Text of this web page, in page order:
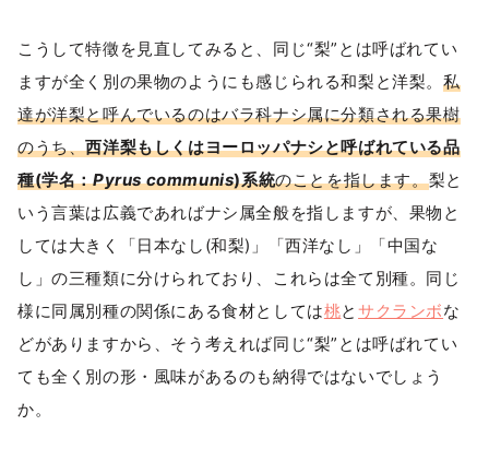
こうして特徵を見直してみると、同じ“梨”とは呼ばれてい
ますが全く別の果物のようにも感じられる和梨と洋梨。私
達が洋梨と呼んでいるのはバラ科ナシ属に分類される果樹
のうち、西洋梨もしくはヨーロッパナシと呼ばれている品
種(学名：Pyrus communis)系統のことを指します。梨と
いう言葉は広義であればナシ属全般を指しますが、果物と
しては大きく「日本なし(和梨)」「西洋なし」「中国な
し」の三種類に分けられており、これらは全て別種。同じ
様に同属別種の関係にある食材としては桃とサクランボな
どがありますから、そう考えれば同じ“梨”とは呼ばれてい
ても全く別の形・風味があるのも納得ではないでしょう
か。